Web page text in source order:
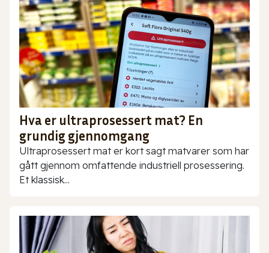
Hva er ultraprosessert mat? En
grundig gjennomgang
Ultraprosessert mat er kort sagt matvarer som har
gått gjennom omfattende industriell prosessering.
Et klassisk...